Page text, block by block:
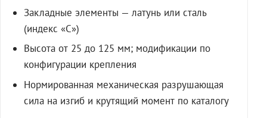
Закладные элементы — латунь или сталь
(индекс «С»)
Высота от 25 до 125 мм; модификации по
конфигурации крепления
Нормированная механическая разрушающая
сила на изгиб и крутящий момент по каталогу